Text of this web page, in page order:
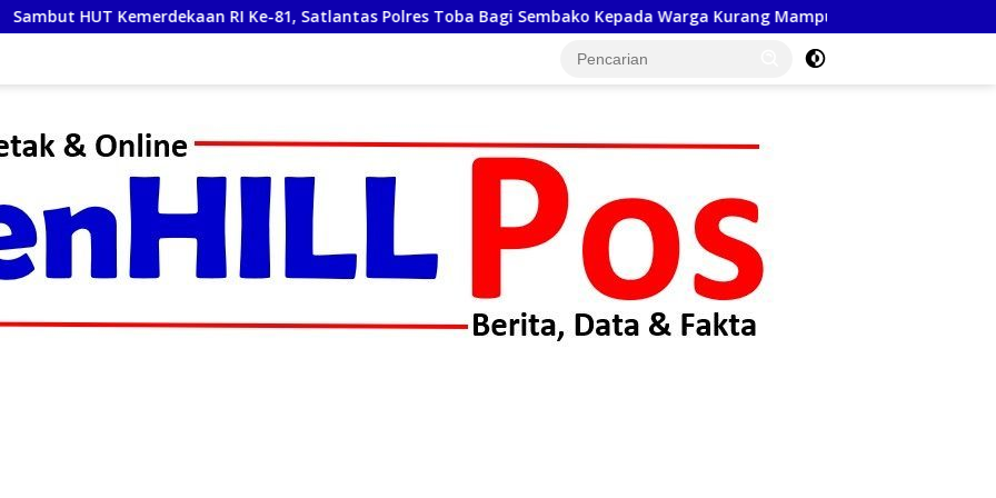
RI Ke-81, Satlantas Polres Toba Bagi Sembako Kepada Warga Kurang Mampu